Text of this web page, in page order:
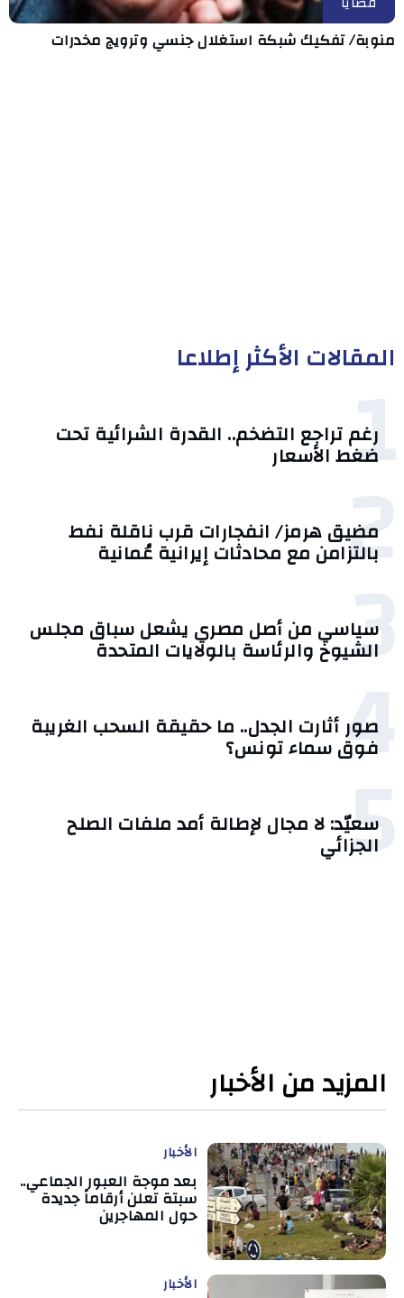
منوبة/ تفكيك شبكة استغلال جنسي وترويج مخدرات
المقالات الأكثر إطلاعا
1
رغم تراجع التضخم.. القدرة الشرائية تحت
ضغط الأسعار
2
مضيق هرمز/ انفجارات قرب ناقلة نفط
بالتزامن مع محادثات إيرانية عُمانية
3
سياسي من أصل مصري يشعل سباق مجلس
الشيوخ والرئاسة بالولايات المتحدة
4
صور أثارت الجدل.. ما حقيقة السحب الغريبة
فوق سماء تونس؟
5
سعيّد: لا مجال لإطالة أمد ملفات الصلح
الجزائي
المزيد من الأخبار
الأخبار
بعد موجة العبور الجماعي..
سبتة تعلن أرقاماً جديدة
حول المهاجرين
الأخبار